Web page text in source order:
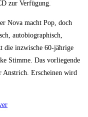
zur Verfügung.
Nova macht Pop, doch
autobiographisch,
die inzwische 60-jährige
Stimme. Das vorliegende
Anstrich. Erscheinen wird